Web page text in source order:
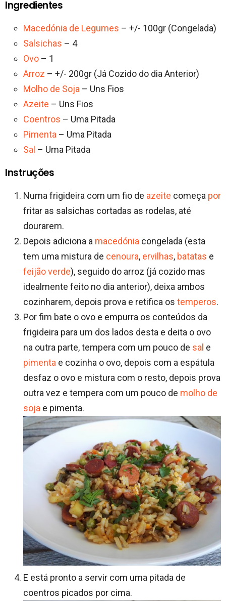
Ingredientes
Macedónia de Legumes – +/- 100gr (Congelada)
Salsichas – 4
Ovo – 1
Arroz – +/- 200gr (Já Cozido do dia Anterior)
Molho de Soja – Uns Fios
Azeite – Uns Fios
Coentros – Uma Pitada
Pimenta – Uma Pitada
Sal – Uma Pitada
Instruções
Numa frigideira com um fio de azeite começa por
fritar as salsichas cortadas as rodelas, até
dourarem.
Depois adiciona a macedónia congelada (esta
tem uma mistura de cenoura, ervilhas, batatas e
feijão verde), seguido do arroz (já cozido mas
idealmente feito no dia anterior), deixa ambos
cozinharem, depois prova e retifica os temperos.
Por fim bate o ovo e empurra os conteúdos da
frigideira para um dos lados desta e deita o ovo
na outra parte, tempera com um pouco de sal e
pimenta e cozinha o ovo, depois com a espátula
desfaz o ovo e mistura com o resto, depois prova
outra vez e tempera com um pouco de molho de
soja e pimenta.
E está pronto a servir com uma pitada de
coentros picados por cima.